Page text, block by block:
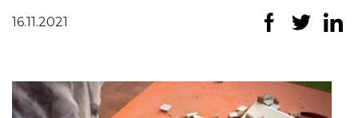
Lahjoita
16.11.2021